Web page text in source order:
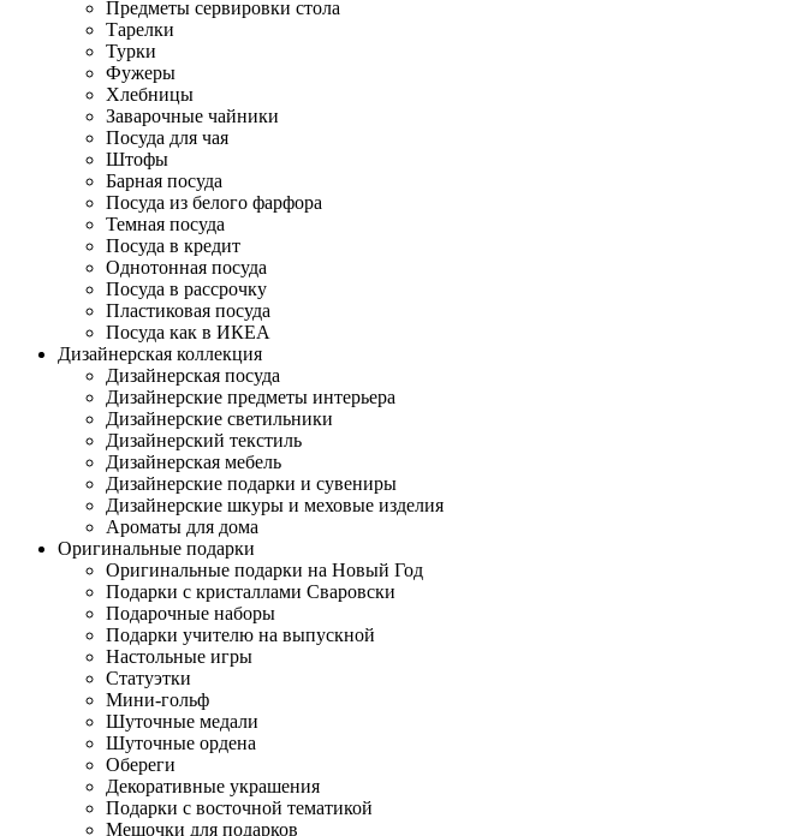
Предметы сервировки стола
Тарелки
Турки
Фужеры
Хлебницы
Заварочные чайники
Посуда для чая
Штофы
Барная посуда
Посуда из белого фарфора
Темная посуда
Посуда в кредит
Однотонная посуда
Посуда в рассрочку
Пластиковая посуда
Посуда как в ИКЕА
Дизайнерская коллекция
Дизайнерская посуда
Дизайнерские предметы интерьера
Дизайнерские светильники
Дизайнерский текстиль
Дизайнерская мебель
Дизайнерские подарки и сувениры
Дизайнерские шкуры и меховые изделия
Ароматы для дома
Оригинальные подарки
Оригинальные подарки на Новый Год
Подарки с кристаллами Сваровски
Подарочные наборы
Подарки учителю на выпускной
Настольные игры
Статуэтки
Мини-гольф
Шуточные медали
Шуточные ордена
Обереги
Декоративные украшения
Подарки с восточной тематикой
Мешочки для подарков